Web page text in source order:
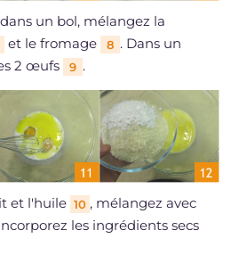
un bol, mélangez la
et le fromage 8 . Dans un
2 œufs
9 .
et l'huile 10 , mélangez avec
les ingrédients secs